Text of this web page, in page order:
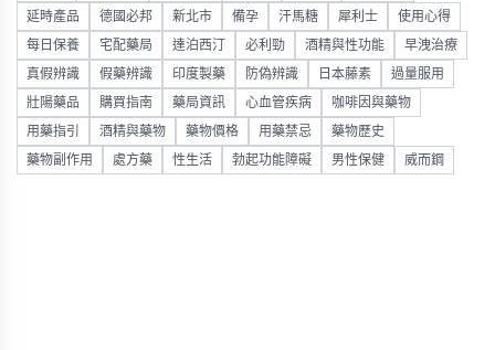
延時產品 德國必邦 新北市 備孕 汗馬糖 犀利士 使用心得
每日保養 宅配藥局 達泊西汀 必利勁 酒精與性功能 早洩治療
真假辨識 假藥辨識 印度製藥 防偽辨識 日本藤素 過量服用
壯陽藥品 購買指南 藥局資訊 心血管疾病 咖啡因與藥物
用藥指引 酒精與藥物 藥物價格 用藥禁忌 藥物歷史
藥物副作用 處方藥 性生活 勃起功能障礙 男性保健 威而鋼